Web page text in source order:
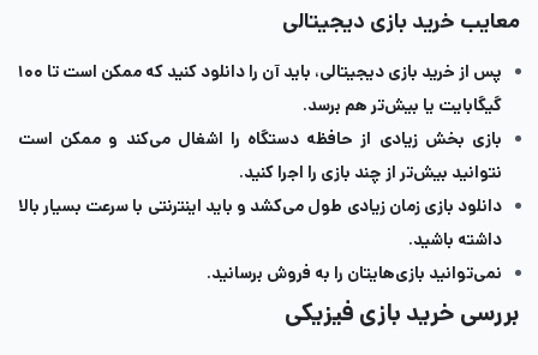
معایب خرید بازی دیجیتالی
پس از خرید بازی دیجیتالی، باید آن را دانلود کنید که ممکن است تا ۱۰۰
گیگابایت یا بیش‌تر هم برسد.
بازی بخش زیادی از حافظه دستگاه را اشغال می‌کند و ممکن است
نتوانید بیش‌تر از چند بازی را اجرا کنید.
دانلود بازی زمان زیادی طول می‌کشد و باید اینترنتی با سرعت بسیار بالا
داشته باشید.
نمی‌توانید بازی‌هایتان را به فروش برسانید.
بررسی خرید بازی فیزیکی